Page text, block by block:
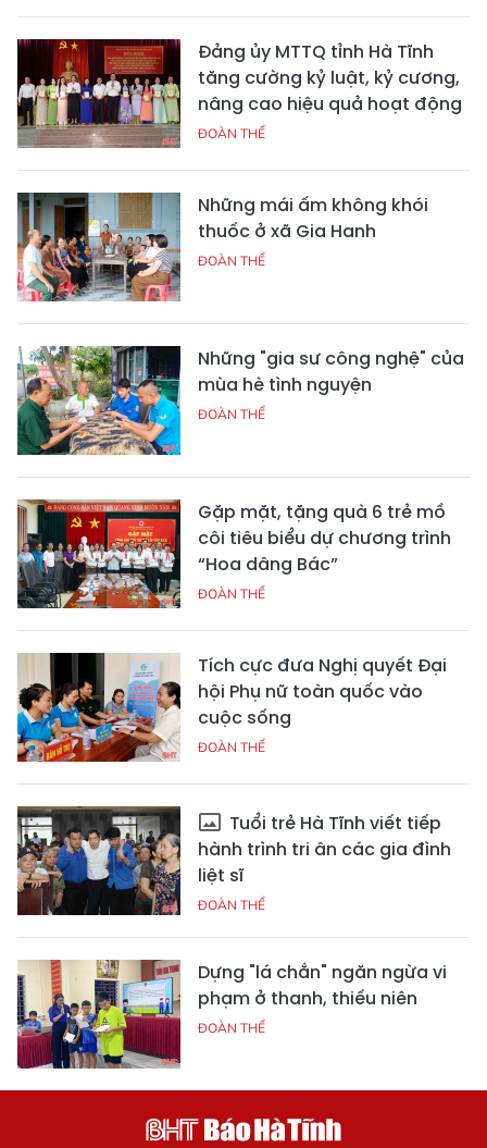
Đảng ủy MTTQ tỉnh Hà Tĩnh
tăng cường kỷ luật, kỷ cương,
nâng cao hiệu quả hoạt động
ĐOÀN THỂ
Những mái ấm không khói
thuốc ở xã Gia Hanh
ĐOÀN THỂ
Những "gia sư công nghệ" của
mùa hè tình nguyện
ĐOÀN THỂ
Gặp mặt, tặng quà 6 trẻ mồ
côi tiêu biểu dự chương trình
“Hoa dâng Bác”
ĐOÀN THỂ
Tích cực đưa Nghị quyết Đại
hội Phụ nữ toàn quốc vào
cuộc sống
ĐOÀN THỂ
Tuổi trẻ Hà Tĩnh viết tiếp
hành trình tri ân các gia đình
liệt sĩ
ĐOÀN THỂ
Dựng "lá chắn" ngăn ngừa vi
phạm ở thanh, thiếu niên
ĐOÀN THỂ